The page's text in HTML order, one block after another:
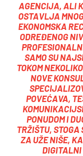
AGENCIJA, ALI
OSTAVLJA
EKONOMSKA
ODREĐENOG
SAMO SU
TOKOM
NOVE
POVEĆAVA,
PONUDOM I
TRŽIŠTU, STOGA
ZA UŽE NIŠE,
DIGITALNI